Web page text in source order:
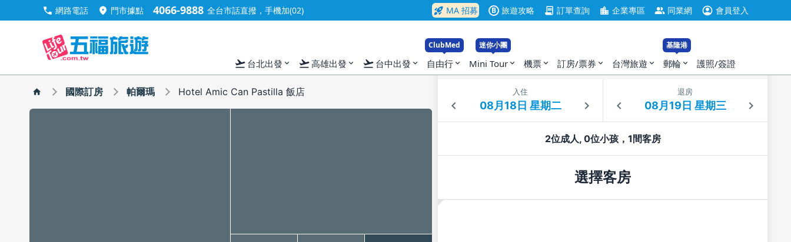
call 網路電話 location_on 門市據點 4066-9888 全台市話直撥，手機加(02) rocket_launch MA 招募 B 旅遊攻略 contract 訂單查詢 location_city 企業專區 group 同業網 account_circle 會員登入
flight_takeoff 台北出發 expand_more flight_takeoff高雄出發 expand_more flight_takeoff 台中出發 expand_more
ClubMed
自由行 expand_more
迷你小團
Mini Tour expand_more 機票 expand_more 訂房/票券 expand_more 台灣旅遊 expand_more
基隆港
郵輪 expand_more 護照/簽證
國際訂房 帕爾瑪 Hotel Amic Can Pastilla 飯店 入住 退房
2位成人, 0位小孩，1間客房
選擇客房